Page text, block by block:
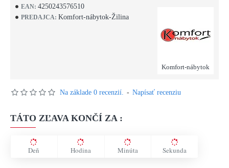
EAN: 4250243576510
PREDAJCA: Komfort-nábytok-Žilina
Komfort-nábytok
Na základe 0 recenzií. - Napísať recenziu
TÁTO ZĽAVA KONČÍ ZA :
Deň Hodina Minúta Sekunda